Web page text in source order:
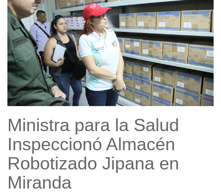
Ministra para la Salud
Inspeccionó Almacén
Robotizado Jipana en
Miranda